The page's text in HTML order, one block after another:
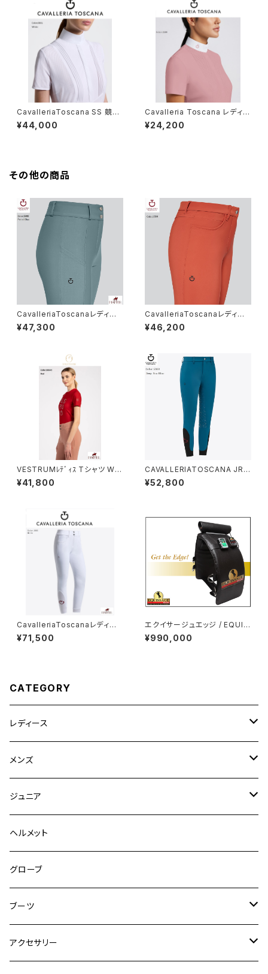
CavalleriaToscana SS 競技
用シャツ CAD098JF024
¥44,000
Cavalleria Toscana レディー
スSSシャツ CAD267 JE233.
¥24,200
その他の商品
CavalleriaToscanaレディー
ス膝グリップキュロットPAD214
JE195
¥47,300
CavalleriaToscanaレディー
ス膝グリップキュロットPADN22
AJE010
¥46,200
VESTRUMﾚﾃﾞｨｽ Tシャツ W6
33860002
¥41,800
CAVALLERIATOSCANA JRユ
ニセックスFGブリーチPAK003
JE010
¥52,800
CavalleriaToscanaレディー
ス白FGキュロットPAD096 JE
010
¥71,500
エクイサージュエッジ / EQUIS
SAGE EDGE 〜バイブレーショ
ンで全身をマッサージ〜
¥990,000
CATEGORY
レディース
競技用ジャケット
キュロット
フルグリップ
ニーグリップ
シャツ
ウェア
アウター
シャツ
メンズ
競技用ジャケット
キュロット
フルグリップ
ニーグリップ
シャツ
ウェア
アウター
ジュニア
キュロット
ウエア
ヘルメット
グローブ
ブーツ
ロングブーツ（既製品）
アクセサリー